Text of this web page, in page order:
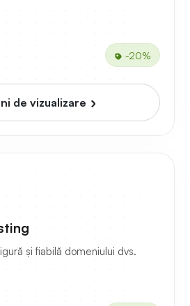
-20%
de vizualizare
și fiabilă domeniului dvs.